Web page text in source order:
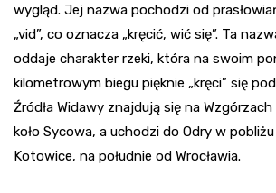
wygląd. Jej nazwa pochodzi od
„vid”, co oznacza „kręcić, wić się”. Ta
oddaje charakter rzeki, która na swoim
kilometrowym biegu pięknie „kręci” się pod
Źródła Widawy znajdują się na
koło Sycowa, a uchodzi do Odry w
Kotowice, na południe od Wrocławia.